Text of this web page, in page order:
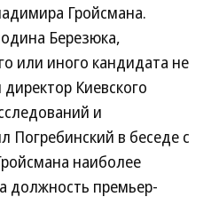
Гройсмана.
Березюка,
или иного кандидата не
Киевского
и
Погребинский в беседе с
наиболее
должность премьер-